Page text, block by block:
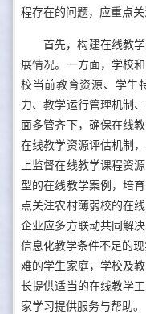
程存在的问题，应重点关
首先，构建在线教
展情况。一方面，学校
校当前教育资源、学生
力、教学运行管理机制
面多管齐下，确保在线
在线教学资源评估机制
上监督在线教学课程资
型的在线教学案例，培
点关注农村薄弱校的在
企业应多方联动共同解
信息化教学条件不足的
难的学生家庭，学校及
长提供适当的在线教学
家学习提供服务与帮助。